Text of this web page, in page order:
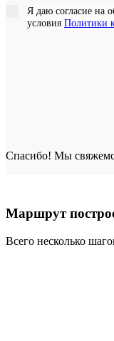
Я даю согласие на
условия Политики
Спасибо! Мы
Маршрут
Всего несколько